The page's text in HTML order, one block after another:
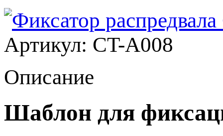
Артикул: CT-A008
Описание
Шаблон для